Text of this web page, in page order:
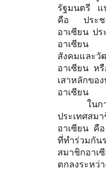
รัฐมนตรี
คือ ประช
อาเซียน ปร
อาเซียน
สังคมและวั
อาเซียน ห
เสาหลักขอ
อาเซียน
ในการ
ประเทศส
อาเซียน คื
ที่ทำร่วมกัน
สมาชิกอา
ตกลงระหว่